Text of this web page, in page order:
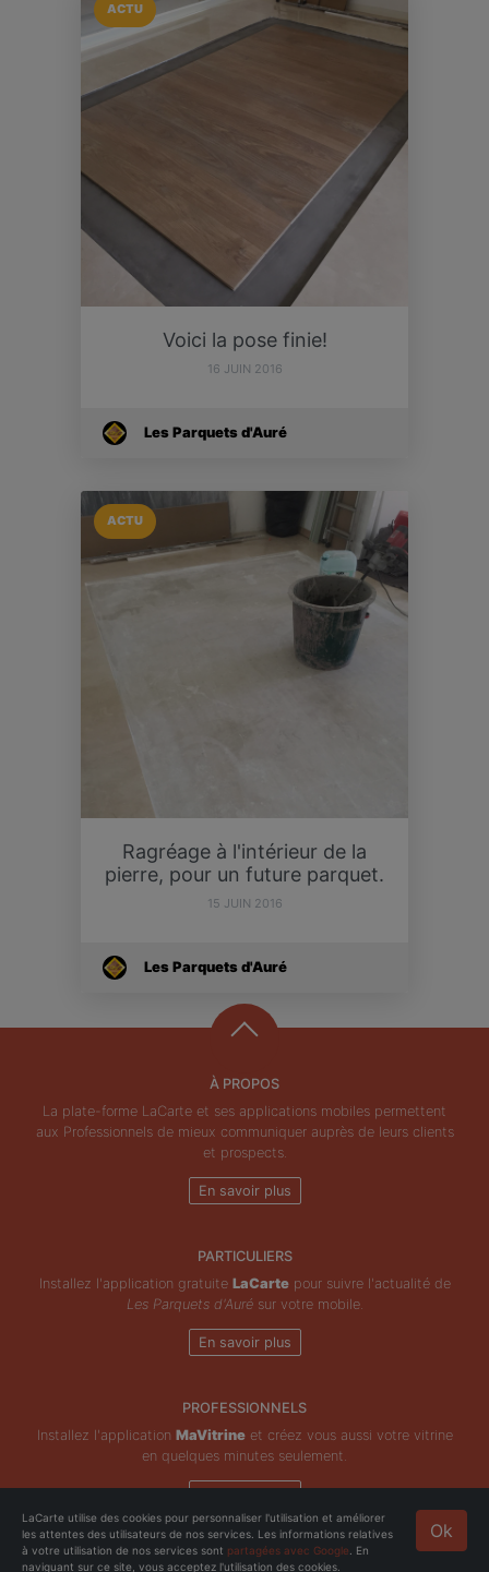
ACTU
Voici la pose finie!
16 JUIN 2016
Les Parquets d'Auré
ACTU
Ragréage à l'intérieur de la
pierre, pour un future parquet.
15 JUIN 2016
Les Parquets d'Auré
À PROPOS
La plate-forme LaCarte et ses applications mobiles permettent
aux Professionnels de mieux communiquer auprès de leurs clients
et prospects.
En savoir plus
PARTICULIERS
Installez l'application gratuite LaCartepour suivre l'actualité de
Les Parquets d'Aurésur votre mobile.
En savoir plus
PROFESSIONNELS
Installez l'application MaVitrineet créez vous aussi votre vitrine
en quelques minutes seulement.
En savoir plus
Copyright © ZeMAP 2026 - Tous droits réservés. Ok
LaCarte utilise des cookies pour personnaliser l'utilisation et améliorer
les attentes des utilisateurs de nos services. Les informations relatives
à votre utilisation de nos services sont partagées avec Google . En
naviguant sur ce site, vous acceptez l'utilisation des cookies.